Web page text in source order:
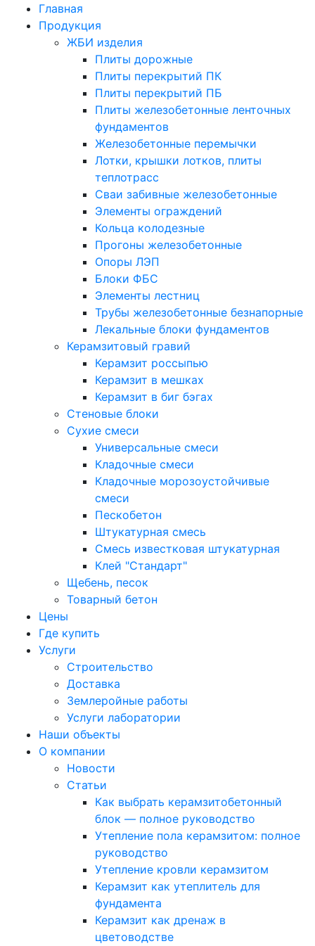
Главная
Продукция
ЖБИ изделия
Плиты дорожные
Плиты перекрытий ПК
Плиты перекрытий ПБ
Плиты железобетонные ленточных
фундаментов
Железобетонные перемычки
Лотки, крышки лотков, плиты
теплотрасс
Сваи забивные железобетонные
Элементы ограждений
Кольца колодезные
Прогоны железобетонные
Опоры ЛЭП
Блоки ФБС
Элементы лестниц
Трубы железобетонные безнапорные
Лекальные блоки фундаментов
Керамзитовый гравий
Керамзит россыпью
Керамзит в мешках
Керамзит в биг бэгах
Cтеновые блоки
Сухие смеси
Универсальные смеси
Кладочные смеси
Кладочные морозоустойчивые
смеси
Пескобетон
Штукатурная смесь
Смесь известковая штукатурная
Клей "Стандарт"
Щебень, песок
Товарный бетон
Цены
Где купить
Услуги
Строительство
Доставка
Землеройные работы
Услуги лаборатории
Наши объекты
О компании
Новости
Статьи
Как выбрать керамзитобетонный
блок — полное руководство
Утепление пола керамзитом: полное
руководство
Утепление кровли керамзитом
Керамзит как утеплитель для
фундамента
Керамзит как дренаж в
цветоводстве